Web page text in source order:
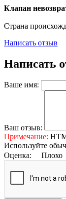
Клапан
Страна
Написать отзыв
Написать
Ваше имя:
Ваш отзыв:
Примечание:
Используйте
Оценка: Плохо